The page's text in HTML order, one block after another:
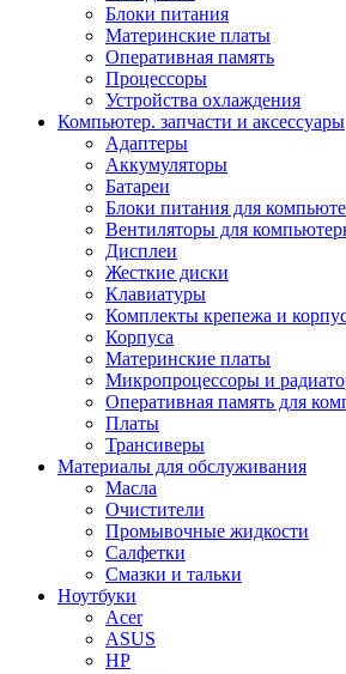
Блоки питания
Материнские платы
Оперативная память
Процессоры
Устройства охлаждения
Компьютер. запчасти и аксессуары
Адаптеры
Аккумуляторы
Батареи
Блоки питания для
Вентиляторы для
Дисплеи
Жесткие диски
Клавиатуры
Комплекты крепежа и
Корпуса
Материнские платы
Микропроцессоры и
Оперативная память для
Платы
Трансиверы
Материалы для обслуживания
Масла
Очистители
Промывочные жидкости
Салфетки
Смазки и тальки
Ноутбуки
Acer
ASUS
HP